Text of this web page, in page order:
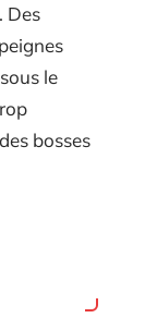
Des
le
bosses